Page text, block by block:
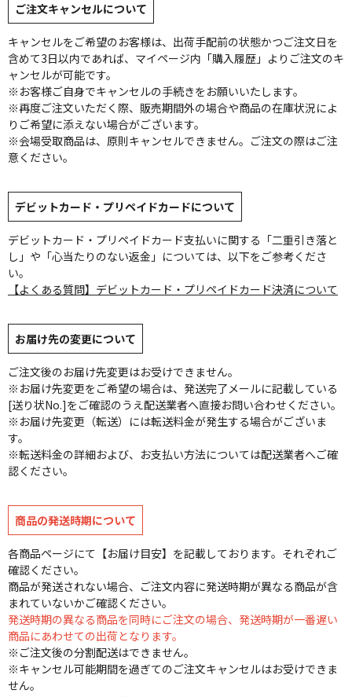
ご注文キャンセルについて
キャンセルをご希望のお客様は、出荷手配前の状態かつご注文日を
含めて3日以内であれば、マイページ内「購入履歴」よりご注文のキ
ャンセルが可能です。
※お客様ご自身でキャンセルの手続きをお願いいたします。
※再度ご注文いただく際、販売期間外の場合や商品の在庫状況によ
りご希望に添えない場合がございます。
※会場受取商品は、原則キャンセルできません。ご注文の際はご注
意ください。
デビットカード・プリペイドカードについて
デビットカード・プリペイドカード支払いに関する「二重引き落と
し」や「心当たりのない返金」については、以下をご参考くださ
い。
【よくある質問】デビットカード・プリペイドカード決済について
お届け先の変更について
ご注文後のお届け先変更はお受けできません。
※お届け先変更をご希望の場合は、発送完了メールに記載している
[送り状No.]をご確認のうえ配送業者へ直接お問い合わせください。
※お届け先変更（転送）には転送料金が発生する場合がございま
す。
※転送料金の詳細および、お支払い方法については配送業者へご確
認ください。
商品の発送時期について
各商品ページにて【お届け目安】を記載しております。それぞれご
確認ください。
商品が発送されない場合、ご注文内容に発送時期が異なる商品が含
まれていないかご確認ください。
発送時期の異なる商品を同時にご注文の場合、発送時期が一番遅い
商品にあわせての出荷となります。
※ご注文後の分割配送はできません。
※キャンセル可能期間を過ぎてのご注文キャンセルはお受けできま
せん。